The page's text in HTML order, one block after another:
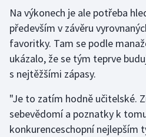
Ostatní
Na výkonech je ale potřeba
především v závěru
favoritky. Tam se podle
ukázalo, že se tým teprve
s nejtěžšími zápasy.
"Je to zatím hodně učitelské.
sebevědomí a poznatky k
konkurenceschopní nejlepším